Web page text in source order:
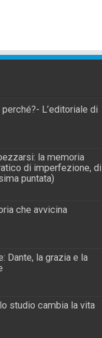
L’editoriale di
la memoria
di imperfezione, di
puntata)
che avvicina
Dante, la grazia e la
studio cambia la vita